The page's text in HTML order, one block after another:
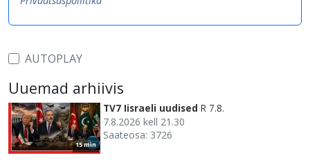
AUTOPLAY
Uuemad arhiivis
15 min
TV7 Iisraeli uudised R 7.8.
7.8.2026 kell 21.30
Saateosa: 3726